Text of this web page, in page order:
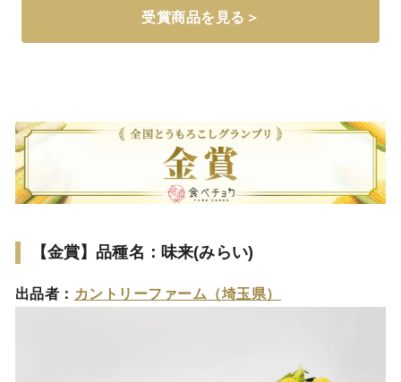
受賞商品を見る＞
【金賞】品種名：味来(みらい)
出品者： カントリーファーム（埼玉県）